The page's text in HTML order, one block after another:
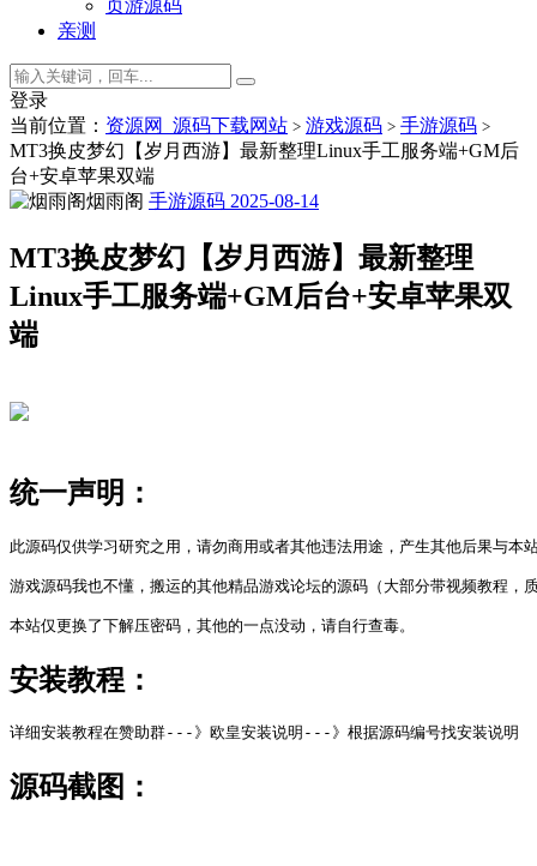
页游源码
亲测
登录
当前位置： 资源网_源码下载网站 > 游戏源码 > 手游源码 >
MT3换皮梦幻【岁月西游】最新整理Linux手工服务端+GM后
台+安卓苹果双端
烟雨阁 手游源码 2025-08-14
MT3换皮梦幻【岁月西游】最新整理
Linux手工服务端+GM后台+安卓苹果双
端
统一声明：
此源码仅供学习研究之用，请勿商用或者其他违法用途，产生其他后果与本
游戏源码我也不懂，搬运的其他精品游戏论坛的源码（大部分带视频教程，
本站仅更换了下解压密码，其他的一点没动，请自行查毒。
安装教程：
详细安装教程在赞助群---》欧皇安装说明---》根据源码编号找安装说明
源码截图：